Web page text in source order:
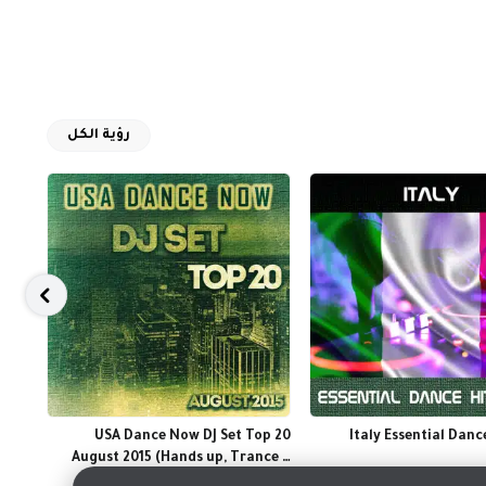
رؤية الكل
Italy Essential
USA Dance Now DJ Set Top 20
August 2015 (Hands up, Trance &